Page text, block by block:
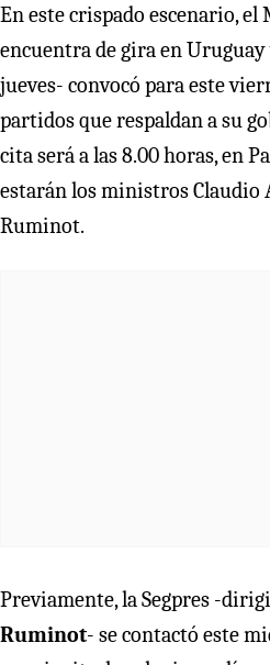
En este crispado escenario,
encuentra de gira en Uruguay
jueves- convocó para este
partidos que respaldan a su
cita será a las 8.00 horas, en
estarán los ministros Claudio
Ruminot.
Previamente, la Segpres -
Ruminot- se contactó este